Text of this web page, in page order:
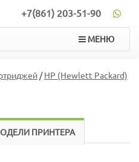
+7(861) 203-51-90
МЕНЮ
/HP (Hewlett Packard)
ПРИНТЕРА